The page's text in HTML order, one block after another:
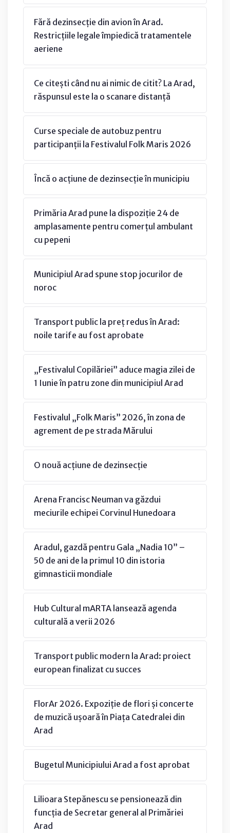
Fără dezinsecție din avion în Arad.
Restricțiile legale împiedică tratamentele
aeriene
Ce citești când nu ai nimic de citit? La Arad,
răspunsul este la o scanare distanță
Curse speciale de autobuz pentru
participanții la Festivalul Folk Maris 2026
Încă o acțiune de dezinsecție în municipiu
Primăria Arad pune la dispoziție 24 de
amplasamente pentru comerțul ambulant
cu pepeni
Municipiul Arad spune stop jocurilor de
noroc
Transport public la preț redus în Arad:
noile tarife au fost aprobate
„Festivalul Copilăriei” aduce magia zilei de
1 Iunie în patru zone din municipiul Arad
Festivalul „Folk Maris” 2026, în zona de
agrement de pe strada Mărului
O nouă acțiune de dezinsecție
Arena Francisc Neuman va găzdui
meciurile echipei Corvinul Hunedoara
Aradul, gazdă pentru Gala „Nadia 10” –
50 de ani de la primul 10 din istoria
gimnasticii mondiale
Hub Cultural mARTA lansează agenda
culturală a verii 2026
Transport public modern la Arad: proiect
european finalizat cu succes
FlorAr 2026. Expoziție de flori și concerte
de muzică ușoară în Piața Catedralei din
Arad
Bugetul Municipiului Arad a fost aprobat
Lilioara Stepănescu se pensionează din
funcția de Secretar general al Primăriei
Arad